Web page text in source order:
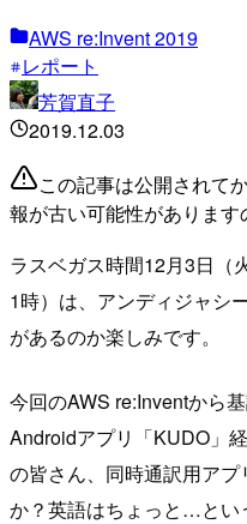
AWS re:Invent 2019
レポート
芳賀直子
2019.12.03
この記事は公開されて
報が古い可能性があります
ラスベガス時間12月3日（
1時）は、アンディジャシ
があるのか楽しみです。
今回のAWS re:Inventから
Androidアプリ「KUDO」
の皆さん、同時通訳用ア
か？英語はちょっと…とい